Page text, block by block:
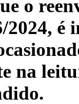
o
2024, é
na